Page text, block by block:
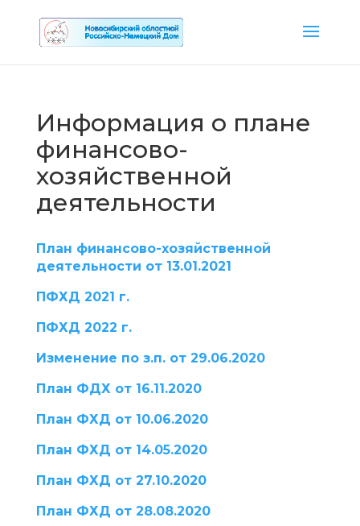
Информация о плане
финансово-
хозяйственной
деятельности
План финансово-хозяйственной
деятельности от 13.01.2021
ПФХД 2021 г.
ПФХД 2022 г.
Изменение по з.п. от 29.06.2020
План ФДХ от 16.11.2020
План ФХД от 10.06.2020
План ФХД от 14.05.2020
План ФХД от 27.10.2020
План ФХД от 28.08.2020